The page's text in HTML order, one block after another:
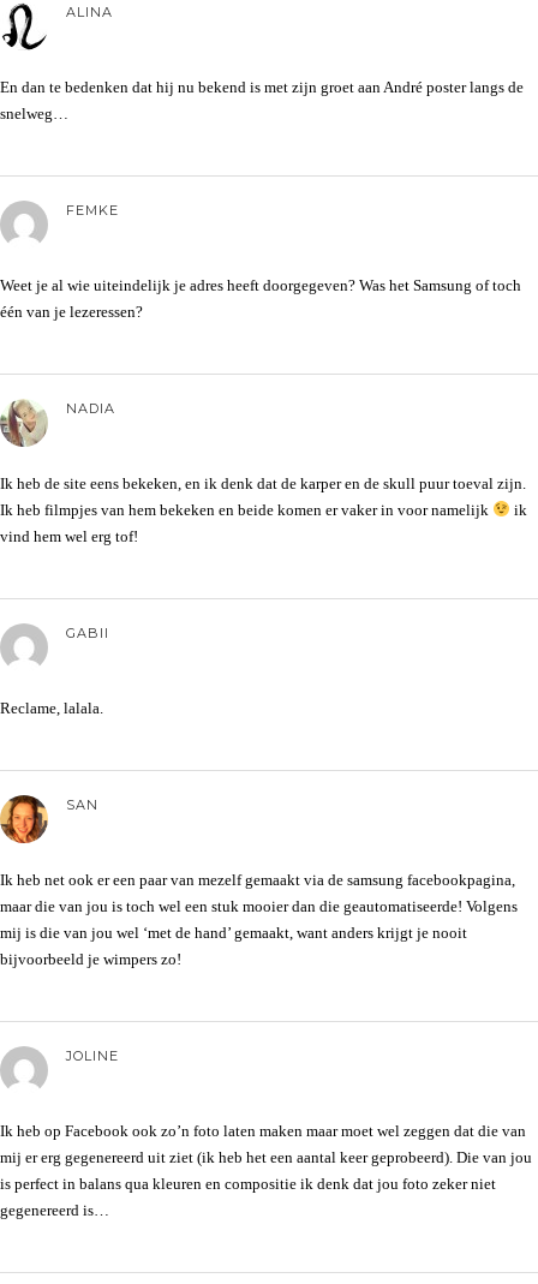
ALINA
En dan te bedenken dat hij nu bekend is met zijn groet aan André poster langs de
snelweg…
FEMKE
Weet je al wie uiteindelijk je adres heeft doorgegeven? Was het Samsung of toch
één van je lezeressen?
NADIA
Ik heb de site eens bekeken, en ik denk dat de karper en de skull puur toeval zijn.
Ik heb filmpjes van hem bekeken en beide komen er vaker in voor namelijk
ik
vind hem wel erg tof!
GABII
Reclame, lalala.
SAN
Ik heb net ook er een paar van mezelf gemaakt via de samsung facebookpagina,
maar die van jou is toch wel een stuk mooier dan die geautomatiseerde! Volgens
mij is die van jou wel ‘met de hand’ gemaakt, want anders krijgt je nooit
bijvoorbeeld je wimpers zo!
JOLINE
Ik heb op Facebook ook zo’n foto laten maken maar moet wel zeggen dat die van
mij er erg gegenereerd uit ziet (ik heb het een aantal keer geprobeerd). Die van jou
is perfect in balans qua kleuren en compositie ik denk dat jou foto zeker niet
gegenereerd is…